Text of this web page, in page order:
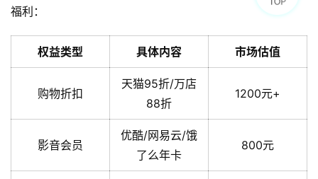
福利：
权益类型 具体内容 市场估值
购物折扣
天猫95折/万店
88折
1200元+
影音会员
优酷/网易云/饿
了么年卡
800元